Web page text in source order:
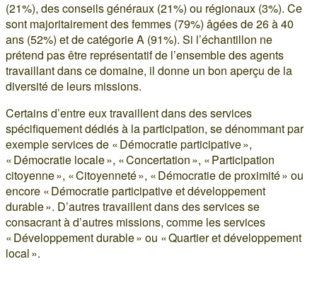
(21%), des conseils généraux (21%) ou régionaux (3%). Ce
sont majoritairement des femmes (79%) âgées de 26 à 40
ans (52%) et de catégorie A (91%). Si l’échantillon ne
prétend pas être représentatif de l’ensemble des agents
travaillant dans ce domaine, il donne un bon aperçu de la
diversité de leurs missions.
Certains d’entre eux travaillent dans des services
spécifiquement dédiés à la participation, se dénommant par
exemple services de « Démocratie participative »,
« Démocratie locale », « Concertation », « Participation
citoyenne », « Citoyenneté », « Démocratie de proximité » ou
encore « Démocratie participative et développement
durable ». D’autres travaillent dans des services se
consacrant à d’autres missions, comme les services
« Développement durable » ou « Quartier et développement
local ».